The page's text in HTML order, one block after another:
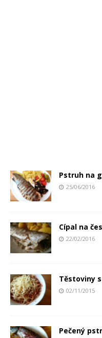
Pstruh na
25/06/2016
Cípal na
22/02/2016
Těstoviny
02/11/2015
Pečený